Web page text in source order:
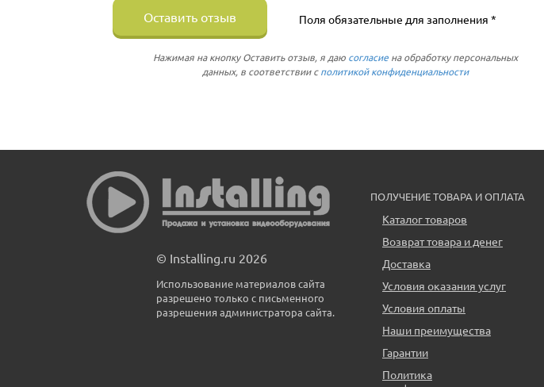
Оставить отзыв Поля обязательные для заполнения *
Нажимая на кнопку Оставить отзыв, я даю согласие на обработку персональных
данных, в соответствии сполитикой конфиденциальности
© Installing.ru 2026
Использование материалов сайта
разрешено только с письменного
разрешения администратора сайта.
ПОЛУЧЕНИЕ ТОВАРА И ОПЛАТА
Каталог товаров
Возврат товара и денег
Доставка
Условия оказания услуг
Условия оплаты
Наши преимущества
Гарантии
Политика